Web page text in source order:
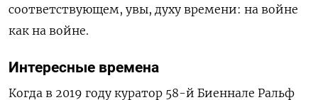
соответствующем, увы, духу времени: на войне
как на войне.
Интересные времена
Когда в 2019 году куратор 58-й Биеннале Ральф